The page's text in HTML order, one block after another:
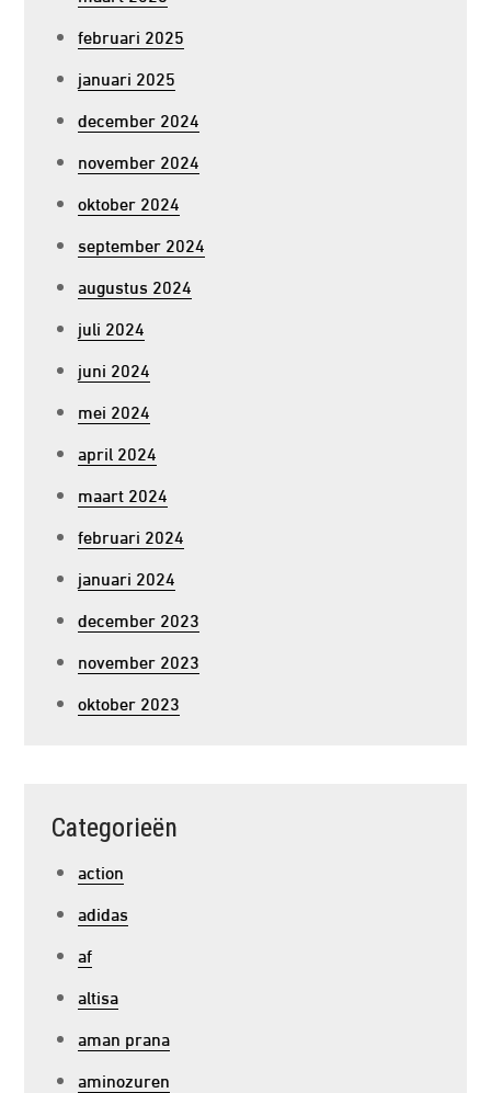
februari 2025
januari 2025
december 2024
november 2024
oktober 2024
september 2024
augustus 2024
juli 2024
juni 2024
mei 2024
april 2024
maart 2024
februari 2024
januari 2024
december 2023
november 2023
oktober 2023
Categorieën
action
adidas
af
altisa
aman prana
aminozuren